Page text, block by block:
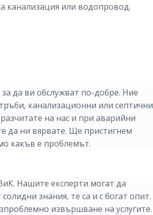
канализация или водопровод.
да ви обслужват по-добре. Ние
канализационни или септични
на нас и при аварийни
да ни вярвате. Ще пристигнем
какъв е проблемът.
Нашите експерти могат да
знания, те са и с богат опит.
извършване на услугите.